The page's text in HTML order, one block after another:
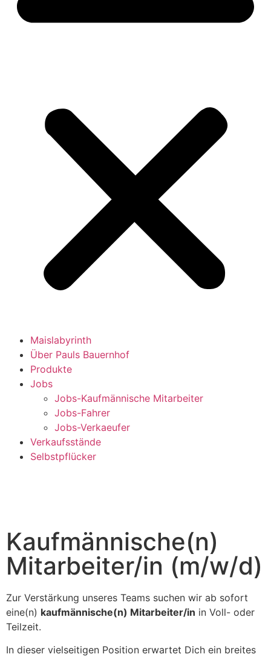
Maislabyrinth
Über Pauls Bauernhof
Produkte
Jobs
Jobs-Kaufmännische Mitarbeiter
Jobs-Fahrer
Jobs-Verkaeufer
Verkaufsstände
Selbstpflücker
Kaufmännische(n)
Mitarbeiter/in (m/w/d)
Zur Verstärkung unseres Teams suchen wir ab sofort
eine(n) kaufmännische(n) Mitarbeiter/in in Voll- oder
Teilzeit.
In dieser vielseitigen Position erwartet Dich ein breites